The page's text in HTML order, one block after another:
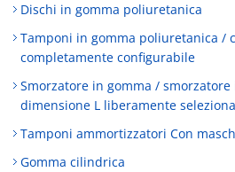
Dischi in gomma poliuretanica
Tamponi in gomma poliuretanica /
completamente configurabile
Smorzatore in gomma /
dimensione L liberamente
Tamponi ammortizzatori Con
Gomma cilindrica